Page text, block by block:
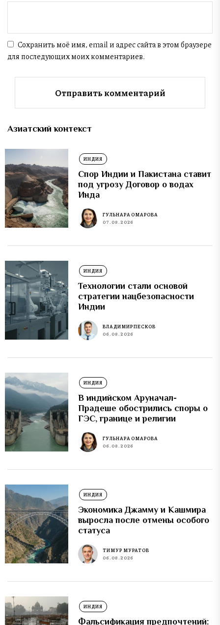
Сохранить моё имя, email и адрес сайта в этом браузере
для последующих моих комментариев.
Азиатский контекст
ИНДИЯ
Спор Индии и Пакистана ставит
под угрозу Договор о водах
Инда
ГУЛЬНАРА ОМАРОВА
07.08.2026
ИНДИЯ
Технологии стали основой
стратегии нацбезопасности
Индии
ВЛАДИМИР ПЕСКОВ
06.08.2026
ИНДИЯ
В индийском Аруначал-
Прадеше обострились споры о
ГЭС, границе и религии
ГУЛЬНАРА ОМАРОВА
06.08.2026
ИНДИЯ
Экономика Джамму и Кашмира
выросла после отмены особого
статуса
ТИМУР МУРАТОВ
06.08.2026
ИНДИЯ
Фальсификация предпочтений: